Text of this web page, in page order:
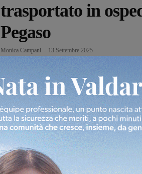
trasportato in
Pegaso
Monica Campani 13 Settembre 2025
Si trovava a cercare funghi nei boschi in zona Pian
comune di Reggello, quando si è fatto male ad una
Impossibilitato a muoversi sono così scattati i soccorsi. Sul
intervenuto personale della Croce Rossa...